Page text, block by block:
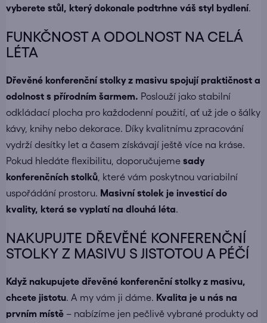
vyberete stůl, který dokonale podtrhne váš styl bydlení.
FUNKČNOST A ODOLNOST NA CELÁ
LÉTA
Dřevěné konferenční stolky z masivu spojují praktičnost a
odolnost s přírodním šarmem. Poslouží jako stabilní
odkládací plocha pro každodenní použití, ať už jde o šálky
kávy, knihy nebo dekorace. Díky kvalitnímu zpracování
vydrží desítky let a časem získávají ještě více na kráse.
Pokud hledáte flexibilitu, doporučujeme sady
konferenčních stolků , které vám poskytnou variabilní
uspořádání prostoru. Masivní stolek je investicí do
kvality, která se vyplatí na dlouhá léta.
NAKUPUJTE DŘEVĚNÉ KONFERENČNÍ
STOLKY Z MASIVU S JISTOTOU A PÉČÍ
Když nakupujete dřevěné konferenční stolky z masivu,
chcete jistotu. A my vám ji dáme. Kvalita je u nás na
prvním místě – nabízíme jen pečlivě vybrané produkty od